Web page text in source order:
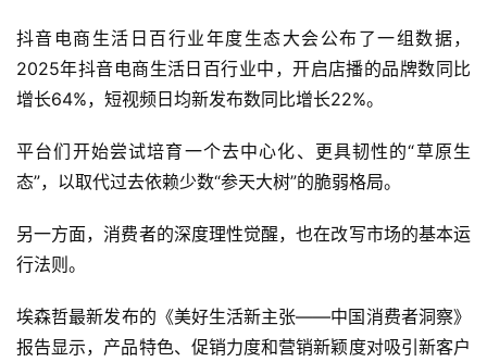
抖音电商生活日百行业年度生态大会公布了一组数据，
2025年抖音电商生活日百行业中，开启店播的品牌数同比
增长64%，短视频日均新发布数同比增长22%。
平台们开始尝试培育一个去中心化、更具韧性的“草原生
态”，以取代过去依赖少数“参天大树”的脆弱格局。
另一方面，消费者的深度理性觉醒，也在改写市场的基本运
行法则。
埃森哲最新发布的《美好生活新主张——中国消费者洞察》
报告显示，产品特色、促销力度和营销新颖度对吸引新客户